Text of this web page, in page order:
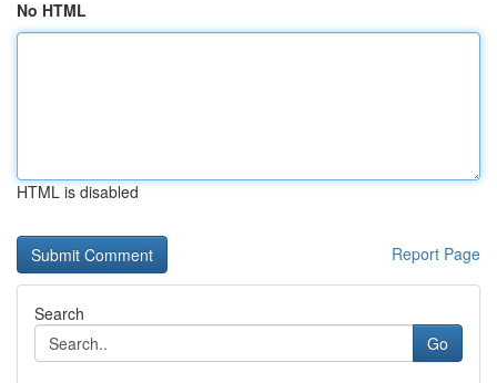
No HTML
HTML is disabled
Report Page
Search
Go